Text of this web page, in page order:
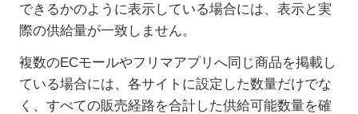
できるかのように表示している場合には、表示と実
際の供給量が一致しません。
複数のECモールやフリマアプリへ同じ商品を掲載し
ている場合には、各サイトに設定した数量だけでな
く、すべての販売経路を合計した供給可能数量を確